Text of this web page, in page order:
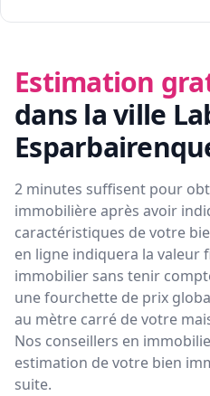
Estimation
dans la ville
2 minutes suffisent pour
immobilière après avoir
caractéristiques de votre
en ligne indiquera la valeur
immobilier sans tenir
une fourchette de prix
au mètre carré de votre
Nos conseillers en
estimation de votre bien
suite.